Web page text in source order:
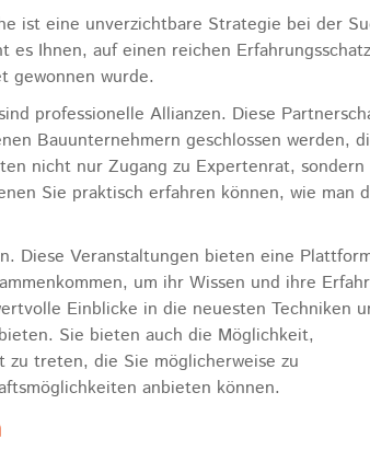
ist eine unverzichtbare Strategie bei der
es Ihnen, auf einen reichen Erfahrungsschatz
gewonnen wurde.
professionelle Allianzen. Diese
Bauunternehmern geschlossen werden,
nicht nur Zugang zu Expertenrat, sondern
Sie praktisch erfahren können, wie man
Diese Veranstaltungen bieten eine
um ihr Wissen und ihre
Einblicke in die neuesten Techniken
Sie bieten auch die Möglichkeit,
treten, die Sie möglicherweise zu
anbieten können.